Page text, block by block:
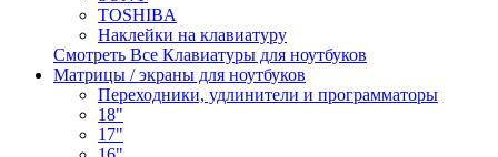
TOSHIBA
Наклейки на клавиатуру
Смотреть Все Клавиатуры для ноутбуков
Матрицы / экраны для ноутбуков
Переходники, удлинители и программаторы
18"
17"